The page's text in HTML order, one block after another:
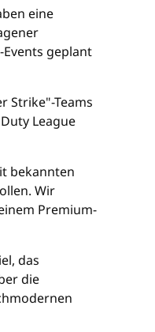
eine
geplant
Strike"-Teams
League
bekannten
Wir
Premium-
das
die